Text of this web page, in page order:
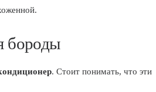
бороды
. Стоит понимать, что эти